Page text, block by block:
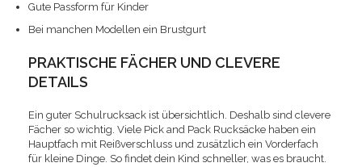
Gute Passform für Kinder
Bei manchen Modellen ein Brustgurt
PRAKTISCHE FÄCHER UND CLEVERE
DETAILS
Ein guter Schulrucksack ist übersichtlich. Deshalb sind clevere
Fächer so wichtig. Viele Pick and Pack Rucksäcke haben ein
Hauptfach mit Reißverschluss und zusätzlich ein Vorderfach
für kleine Dinge. So findet dein Kind schneller, was es braucht.